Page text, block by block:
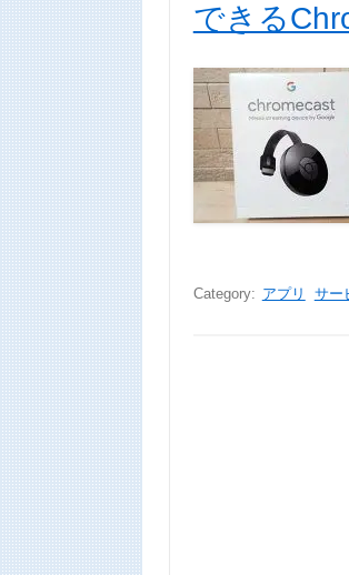
できる
Category: アプリ サー